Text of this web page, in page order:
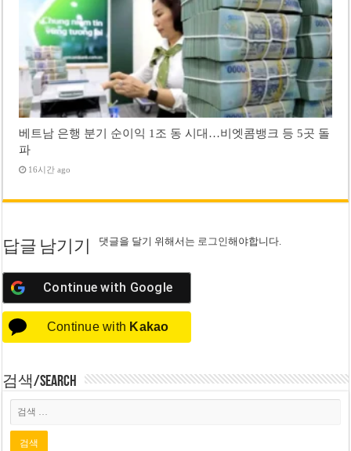
베트남 은행 분기 순이익 1조 동 시대…비엣콤뱅크 등 5곳 돌
파
16시간 ago
답글 남기기 댓글을 달기 위해서는 로그인해야합니다.
Continue with Google
Continue with Kakao
검색/Search